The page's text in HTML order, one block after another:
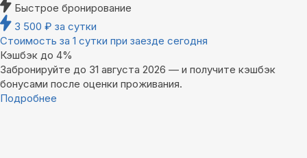
Быстрое бронирование
3 500 ₽ за сутки
Стоимость за 1 сутки при заезде сегодня
Кэшбэк до 4%
Забронируйте до 31 августа 2026 — и получите кэшбэк
бонусами после оценки проживания.
Подробнее